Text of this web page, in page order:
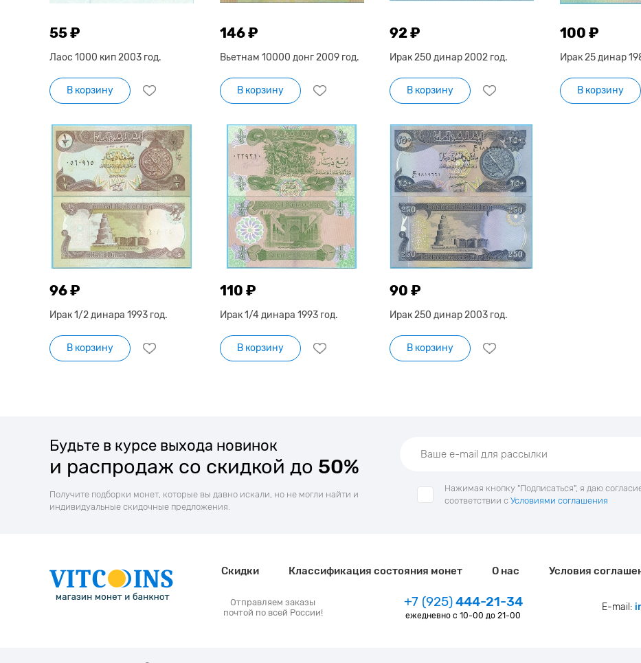
55 ₽
Лаос 1000 кип 2003 год.
В корзину
146 ₽
Вьетнам 10000 донг 2009 год.
В корзину
92 ₽
Ирак 250 динар 2002 год.
В корзину
100 ₽
Ирак 25 динар
В корзину
96 ₽
Ирак 1/2 динара 1993 год.
В корзину
110 ₽
Ирак 1/4 динара 1993 год.
В корзину
90 ₽
Ирак 250 динар 2003 год.
В корзину
Будьте в курсе выхода новинок
и распродаж со скидкой до 50%
Получите подборки монет, которые вы давно искали, но не могли найти и
индивидуальные скидочные предложения.
Нажимая кнопку "Подписаться", я даю
соответствии с Условиями соглашения
Скидки Классификация состояния монет О нас Условия
Отправляем заказы
почтой по всей России!
+7 (925)444-21-34
ежедневно с 10-00 до 21-00
E-mail: